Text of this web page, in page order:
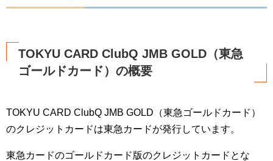
TOKYU CARD ClubQ JMB GOLD（東急
ゴールドカード）の概要
TOKYU CARD ClubQ JMB GOLD（東急ゴールドカード）
のクレジットカードは東急カードが発行しています。
東急カードのゴールドカード版のクレジットカードとな